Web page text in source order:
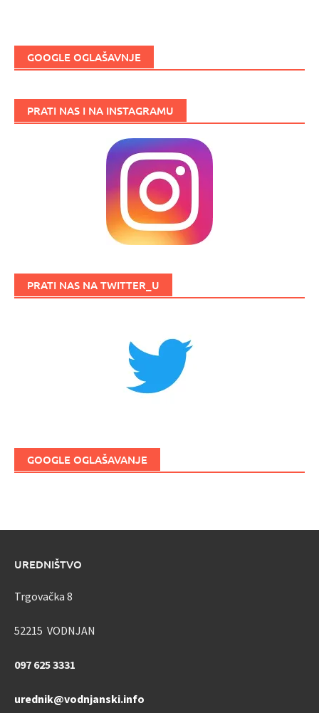
GOOGLE OGLAŠAVNJE
PRATI NAS I NA INSTAGRAMU
PRATI NAS NA TWITTER_U
GOOGLE OGLAŠAVANJE
UREDNIŠTVO
Trgovačka 8
52215 VODNJAN
097 625 3331
urednik@vodnjanski.info